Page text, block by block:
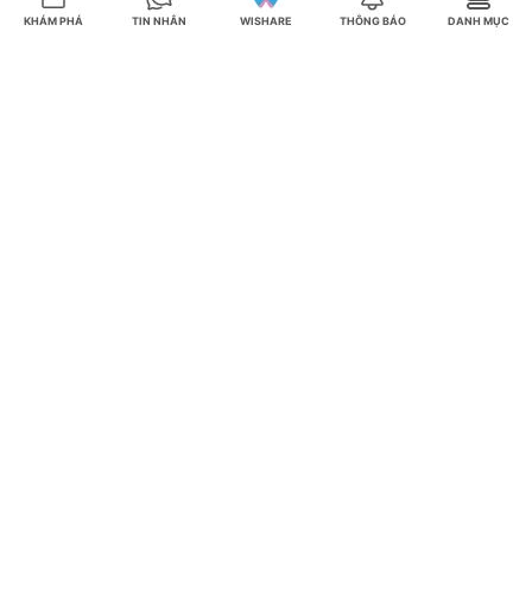
Thầy cô các em học luôn ước có một ngôi
trường
KHÁM PHÁ TIN NHẮN WISHARE THÔNG BÁO DANH MỤC